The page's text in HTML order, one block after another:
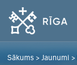
Sākums > Jaunumi >